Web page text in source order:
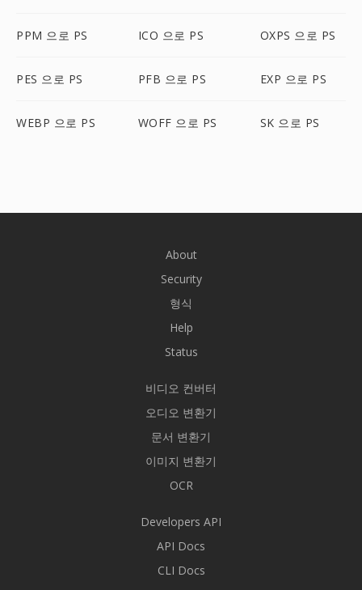
PPM 으로 PS ICO 으로 PS OXPS 으로 PS
PES 으로 PS PFB 으로 PS EXP 으로 PS
WEBP 으로 PS WOFF 으로 PS SK 으로 PS
About
Security
형식
Help
Status
비디오 컨버터
오디오 변환기
문서 변환기
이미지 변환기
OCR
Developers API
API Docs
CLI Docs